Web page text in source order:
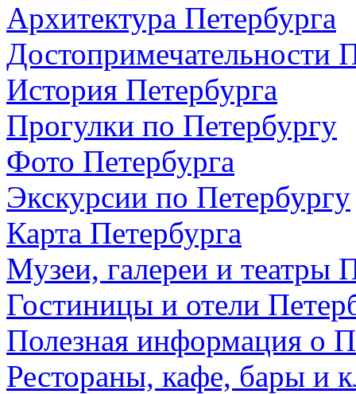
Архитектура Петербурга
Достопримечательности
История Петербурга
Прогулки по Петербургу
Фото Петербурга
Экскурсии по Петербургу
Карта Петербурга
Музеи, галереи и театры
Гостиницы и отели
Полезная информация о
Рестораны, кафе, бары и